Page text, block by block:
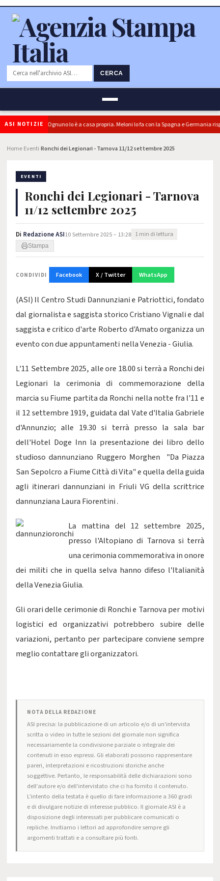
CERCA
ASI NOTIZIE
è boomerang. Ognuno lo è a casa propria. Meloni lo fa con la Spagna e Germania
Home Eventi Ronchi dei Legionari - Tarnova 11/12 settembre 2025
EVENTI
Ronchi dei Legionari - Tarnova
11/12 settembre 2025
Di Redazione ASI10 Settembre 2025 – 13:28 1 min di lettura
Stampa
CONDIVIDI Facebook X / Twitter WhatsApp
(ASI) Il Centro Studi Dannunziani e Patriottici, fondato
dal giornalista e saggista storico Cristiano Vignali e dal
saggista e critico d'arte Roberto d'Amato organizza un
evento con due appuntamenti nella Venezia - Giulia.
L'11 Settembre 2025, alle ore 18.00 si terrà a Ronchi dei
Legionari la cerimonia di commemorazione della
marcia su Fiume partita da Ronchi nella notte fra l'11 e
il 12 settembre 1919, guidata dal Vate d'Italia Gabriele
d'Annunzio; alle 19.30 si terrà presso la sala bar
dell'Hotel Doge Inn la presentazione dei libro dello
studioso dannunziano Ruggero Morghen "Da Piazza
San Sepolcro a Fiume Città di Vita" e quella della guida
agli itinerari dannunziani in Friuli VG della scrittrice
dannunziana Laura Fiorentini .
La mattina del 12 settembre 2025,
presso l'Altopiano di Tarnova si terrà
una cerimonia commemorativa in onore
dei militi che in quella selva hanno difeso l'Italianità
della Venezia Giulia.
Gli orari delle cerimonie di Ronchi e Tarnova per motivi
logistici ed organizzativi potrebbero subire delle
variazioni, pertanto per partecipare conviene sempre
meglio contattare gli organizzatori.
NOTA DELLA REDAZIONE
ASI precisa: la pubblicazione di un articolo e/o di un'intervista
scritta o video in tutte le sezioni del giornale non significa
necessariamente la condivisione parziale o integrale dei
contenuti in esso espressi. Gli elaborati possono rappresentare
pareri, interpretazioni e ricostruzioni storiche anche
soggettive. Pertanto, le responsabilità delle dichiarazioni sono
dell'autore e/o dell'intervistato che ci ha fornito il contenuto.
L'intento della testata è quello di fare informazione a 360 gradi
e di divulgare notizie di interesse pubblico. Il giornale ASI è a
disposizione degli interessati per pubblicare comunicati o
repliche. Invitiamo i lettori ad approfondire sempre gli
argomenti trattati e a consultare più fonti.